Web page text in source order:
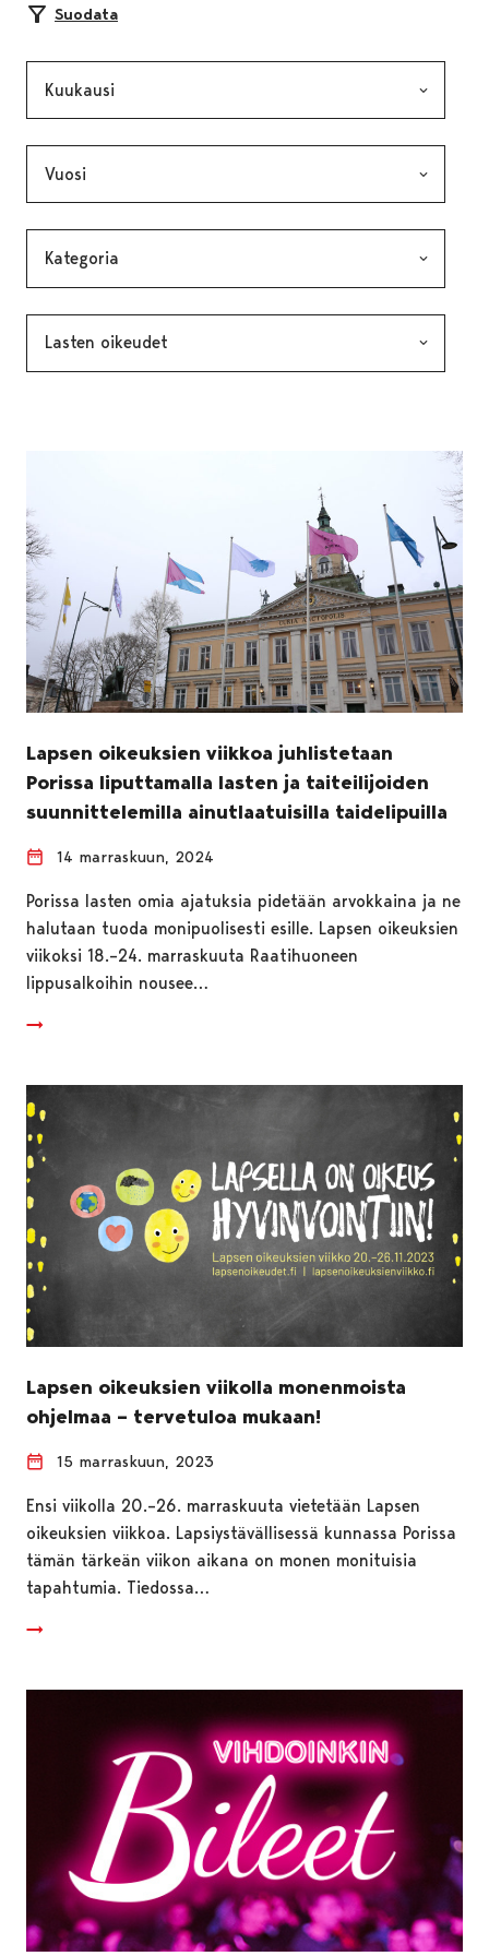
Suodata
Lapsen oikeuksien viikkoa juhlistetaan
Porissa liputtamalla lasten ja taiteilijoiden
suunnittelemilla ainutlaatuisilla taidelipuilla
14 marraskuun, 2024
Porissa lasten omia ajatuksia pidetään arvokkaina ja ne
halutaan tuoda monipuolisesti esille. Lapsen oikeuksien
viikoksi 18.–24. marraskuuta Raatihuoneen
lippusalkoihin nousee…
Lapsen oikeuksien viikolla monenmoista
ohjelmaa – tervetuloa mukaan!
15 marraskuun, 2023
Ensi viikolla 20.–26. marraskuuta vietetään Lapsen
oikeuksien viikkoa. Lapsiystävällisessä kunnassa Porissa
tämän tärkeän viikon aikana on monen monituisia
tapahtumia. Tiedossa…